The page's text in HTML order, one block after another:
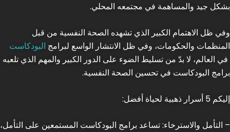
بشكل جيد والمساهمة في مجتمعه المحلي.
وفي ظل الاهتمام الكبير الذي تشهده الصحة النفسية من قبل
المنظمات والحكومات، وفي ظل الانتشار الواسع لبرامج البودكاست
في العالم، لا بدّ من تسليط الضوء على الدور الكبير والمهم الذي تلعبه
برامج البودكاست في تحسين الصحة النفسية.
إليكم 5 أسرار ذهبية لحياة أفضل:
– التأمل والاسترخاء: تساعد برامج البودكاست المستمعين على التأمل،